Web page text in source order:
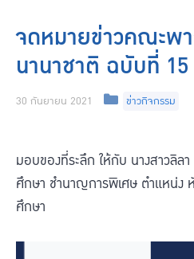
จดหมายข่าวคณะพ
นานาชาติ ฉบับที่ 15
30 กันยายน 2021 Categories
ข่าวกิจกรรม
มอบของที่ระลึก ให้กับ นางสาวลิ
ศึกษา ชำนาญการพิเศษ ตำแหน่ง
ศึกษา